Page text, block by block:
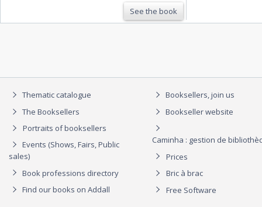
See the book
Thematic catalogue
The Booksellers
Portraits of booksellers
Events (Shows, Fairs, Public
sales)
Book professions directory
Find our books on Addall
Booksellers, join us
Bookseller website
Caminha : gestion de
Prices
Bric à brac
Free Software